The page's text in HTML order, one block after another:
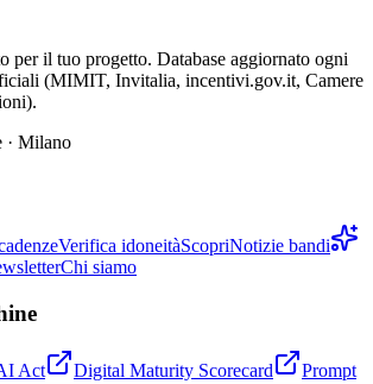
per il tuo progetto. Database aggiornato ogni
(MIMIT, Invitalia, incentivi.gov.it, Camere
· Milano
Verifica idoneitàScopriNotizie bandi
Chi siamo
Act Digital Maturity Scorecard Prompt